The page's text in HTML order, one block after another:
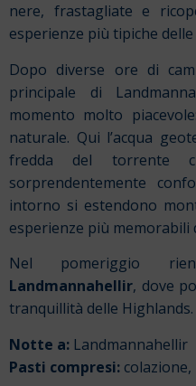
nere, frastagliate e
esperienze più tipiche
Dopo diverse ore di
principale di
momento molto
naturale. Qui l’acqua
fredda del torrente
sorprendentemente
intorno si estendono
esperienze più memorabili
Nel pomeriggio
Landmannahellir, dove
tranquillità delle Highlands.
Notte a: Landmannahellir
Pasti compresi: